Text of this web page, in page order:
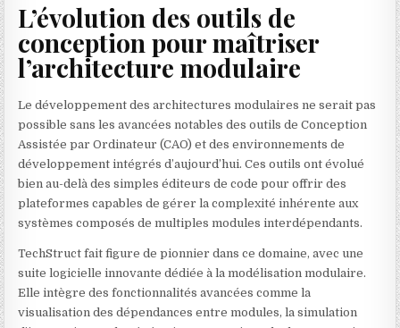
L’évolution des outils de
conception pour maîtriser
l’architecture modulaire
Le développement des architectures modulaires ne serait pas
possible sans les avancées notables des outils de Conception
Assistée par Ordinateur (CAO) et des environnements de
développement intégrés d’aujourd’hui. Ces outils ont évolué
bien au-delà des simples éditeurs de code pour offrir des
plateformes capables de gérer la complexité inhérente aux
systèmes composés de multiples modules interdépendants.
TechStruct fait figure de pionnier dans ce domaine, avec une
suite logicielle innovante dédiée à la modélisation modulaire.
Elle intègre des fonctionnalités avancées comme la
visualisation des dépendances entre modules, la simulation